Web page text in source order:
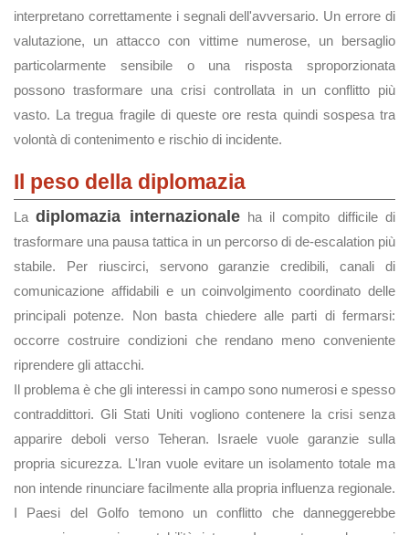
interpretano correttamente i segnali dell'avversario. Un errore di
valutazione, un attacco con vittime numerose, un bersaglio
particolarmente sensibile o una risposta sproporzionata
possono trasformare una crisi controllata in un conflitto più
vasto. La tregua fragile di queste ore resta quindi sospesa tra
volontà di contenimento e rischio di incidente.
Il peso della diplomazia
Ladiplomazia internazionaleha il compito difficile di
trasformare una pausa tattica in un percorso di de-escalation più
stabile. Per riuscirci, servono garanzie credibili, canali di
comunicazione affidabili e un coinvolgimento coordinato delle
principali potenze. Non basta chiedere alle parti di fermarsi:
occorre costruire condizioni che rendano meno conveniente
riprendere gli attacchi.
Il problema è che gli interessi in campo sono numerosi e spesso
contraddittori. Gli Stati Uniti vogliono contenere la crisi senza
apparire deboli verso Teheran. Israele vuole garanzie sulla
propria sicurezza. L'Iran vuole evitare un isolamento totale ma
non intende rinunciare facilmente alla propria influenza regionale.
I Paesi del Golfo temono un conflitto che danneggerebbe